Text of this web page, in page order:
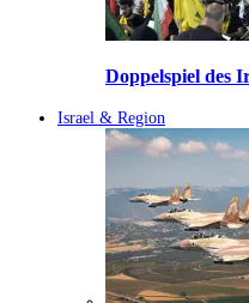
Doppelspiel des
Israel & Region